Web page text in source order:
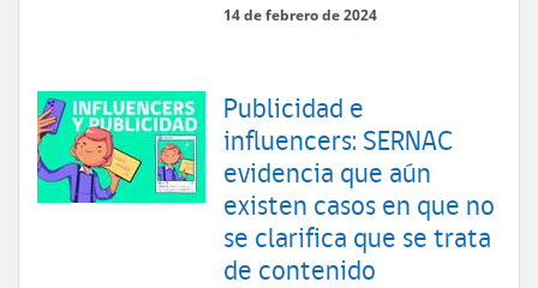
14 de febrero de 2024
Publicidad e
influencers: SERNAC
evidencia que aún
existen casos en que no
se clarifica que se trata
de contenido